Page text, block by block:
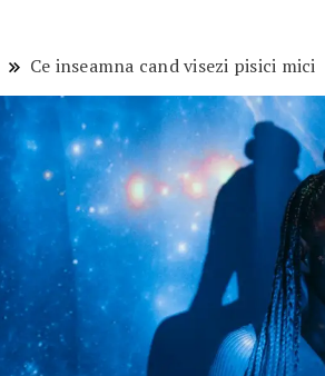
Ce inseamna cand visezi pisici mici